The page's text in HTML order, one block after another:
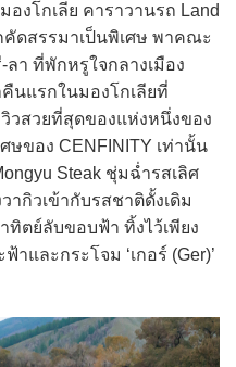
งโกเลีย คาราวานรถ Land
ดสรรมาเป็นพิเศษ พาคณะ
า ที่พักหรูใจกลางเมือง
นแรกในมองโกเลียที่
วสวยที่สุดของแห่งหนึ่งของ
ษของ CENFINITY เท่านั้น
Steak ชุ่มฉ่ำรสเลิศ
กิวเข้ากับรสชาติดั้งเดิม
ตย์ลับขอบฟ้า ทิ้งไว้เพียง
และกระโจม ‘เกอร์ (Ger)’